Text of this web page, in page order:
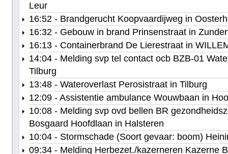
Leur
16:52 - Brandgerucht Koopvaardijweg in
16:32 - Gebouw in brand Prinsenstraat in
16:13 - Containerbrand De Lierestraat in
14:04 - Melding svp tel contact ocb BZB-01
Tilburg
13:48 - Wateroverlast Perosistraat in Tilburg
12:09 - Assistentie ambulance Wouwbaan in
10:08 - Melding svp ovd bellen BR
Bosgaard Hoofdlaan in Halsteren
10:04 - Stormschade (Soort gevaar: boom)
09:34 - Melding Herbezet./kazerneren Kazerne